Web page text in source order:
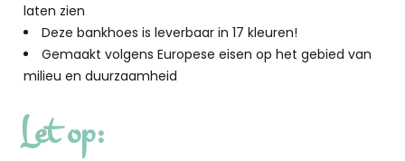
laten zien
Deze bankhoes is leverbaar in 17 kleuren!
Gemaakt volgens Europese eisen op het gebied van
milieu en duurzaamheid
Let op: